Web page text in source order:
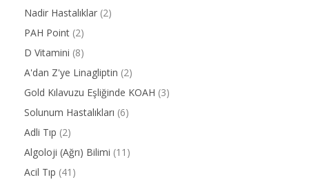
Nadir Hastalıklar (2)
PAH Point (2)
D Vitamini (8)
A'dan Z'ye Linagliptin (2)
Gold Kılavuzu Eşliğinde KOAH (3)
Solunum Hastalıkları (6)
Adli Tıp (2)
Algoloji (Ağrı) Bilimi (11)
Acil Tıp (41)